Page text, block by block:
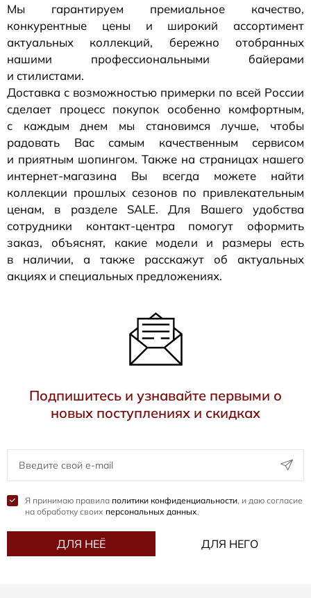
Мы гарантируем премиальное качество,
конкурентные цены и широкий ассортимент
актуальных коллекций, бережно отобранных
нашими профессиональными байерами
и стилистами.
Доставка с возможностью примерки по всей России
сделает процесс покупок особенно комфортным,
с каждым днем мы становимся лучше, чтобы
радовать Вас самым качественным сервисом
и приятным шопингом. Также на страницах нашего
интернет-магазина Вы всегда можете найти
коллекции прошлых сезонов по привлекательным
ценам, в разделе SALE. Для Вашего удобства
сотрудники контакт-центра помогут оформить
заказ, объяснят, какие модели и размеры есть
в наличии, а также расскажут об актуальных
акциях и специальных предложениях.
Подпишитесь и узнавайте первыми о
новых поступлениях и скидках
Я принимаю правила политики конфиденциальности, и даю согласие
на обработку своих персональных данных.
ДЛЯ НЕЁ ДЛЯ НЕГО